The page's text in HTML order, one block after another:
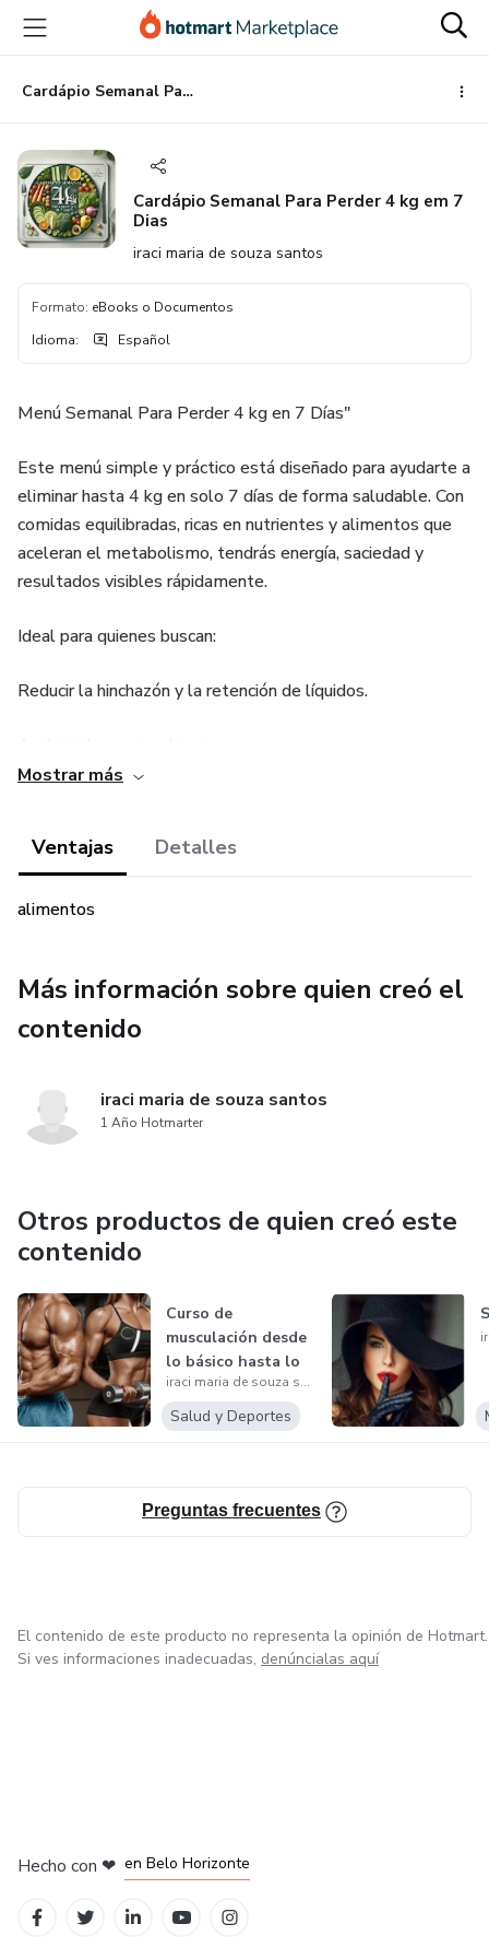
principal
página
de
página
Cardápio Semanal Para Perder 4 kg em 7 Dias
Cardápio Semanal Para Perder 4 kg em 7
Dias
iraci maria de souza santos
Formato: eBooks o Documentos
Idioma: Español
Menú Semanal Para Perder 4 kg en 7 Días"
Este menú simple y práctico está diseñado para ayudarte a
eliminar hasta 4 kg en solo 7 días de forma saludable. Con
comidas equilibradas, ricas en nutrientes y alimentos que
aceleran el metabolismo, tendrás energía, saciedad y
resultados visibles rápidamente.
Ideal para quienes buscan:
Reducir la hinchazón y la retención de líquidos.
¡Empieza hoy mismo y nota la diferencia en una semana!
¿Te gustaría ajustar algo más? 😊
Mostrar más
Ventajas Detalles
alimentos
Más información sobre quien creó el
contenido
iraci maria de souza santos
1 Año Hotmarter
Otros productos de quien creó este
contenido
Curso de
musculación desde
lo básico hasta lo
avanzado
iraci maria de souza santos
Salud y Deportes
Preguntas frecuentes
El contenido de este producto no representa la opinión de Hotmart.
Si ves informaciones inadecuadas, denúncialas aquí
Hecho con ❤ en Belo Horizonte